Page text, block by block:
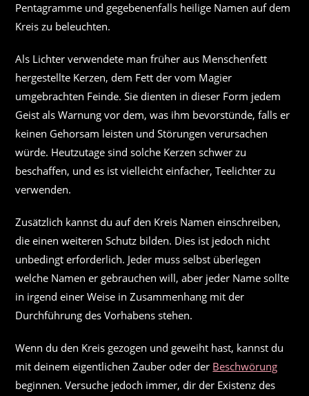
Pentagramme und gegebenenfalls heilige Namen auf dem
Kreis zu beleuchten.
Als Lichter verwendete man früher aus Menschenfett
hergestellte Kerzen, dem Fett der vom Magier
umgebrachten Feinde. Sie dienten in dieser Form jedem
Geist als Warnung vor dem, was ihm bevorstünde, falls er
keinen Gehorsam leisten und Störungen verursachen
würde. Heutzutage sind solche Kerzen schwer zu
beschaffen, und es ist vielleicht einfacher, Teelichter zu
verwenden.
Zusätzlich kannst du auf den Kreis Namen einschreiben,
die einen weiteren Schutz bilden. Dies ist jedoch nicht
unbedingt erforderlich. Jeder muss selbst überlegen
welche Namen er gebrauchen will, aber jeder Name sollte
in irgend einer Weise in Zusammenhang mit der
Durchführung des Vorhabens stehen.
Wenn du den Kreis gezogen und geweiht hast, kannst du
mit deinem eigentlichen Zauber oder der Beschwörung
beginnen. Versuche jedoch immer, dir der Existenz des